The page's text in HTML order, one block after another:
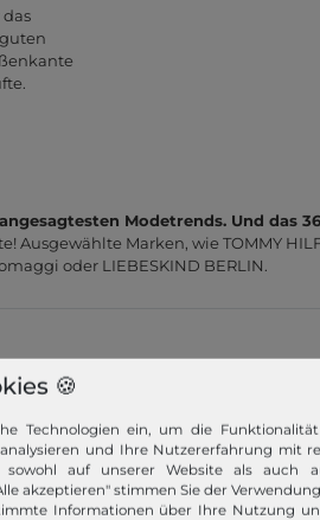
Modetrends. Und das
Ausgewählte Marken, wie TOMMY
oder LIEBESKIND BERLIN.
Versand!
Ihre Bestellung schnell per
Premiumversand.
🍪
Technologien ein, um die
und Ihre Nutzererfahrung mit
sowohl auf unserer Website als auch
akzeptieren" stimmen Sie der
Informationen über Ihre Nutzung